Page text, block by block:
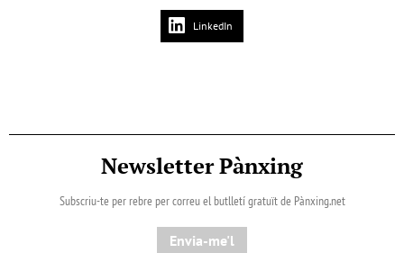
LinkedIn
Newsletter Pànxing
Subscriu-te per rebre per correu el butlletí gratuït de Pànxing.net​
Envia-me'l